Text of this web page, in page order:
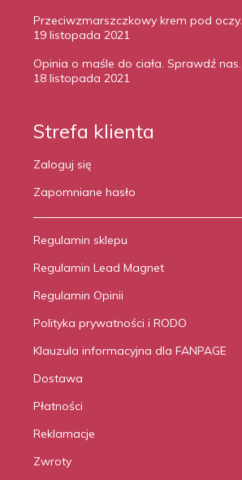
Przeciwzmarszczkowy krem pod oczy.
19 listopada 2021
Opinia o maśle do ciała. Sprawdź nas.
18 listopada 2021
Strefa klienta
Zaloguj się
Zapomniane hasło
Regulamin sklepu
Regulamin Lead Magnet
Regulamin Opinii
Polityka prywatności i RODO
Klauzula informacyjna dla FANPAGE
Dostawa
Płatności
Reklamacje
Zwroty